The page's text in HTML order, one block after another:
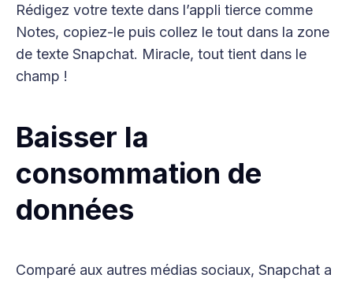
Rédigez votre texte dans l’appli tierce comme
Notes, copiez-le puis collez le tout dans la zone
de texte Snapchat. Miracle, tout tient dans le
champ !
Baisser la
consommation de
données
Comparé aux autres médias sociaux, Snapchat a